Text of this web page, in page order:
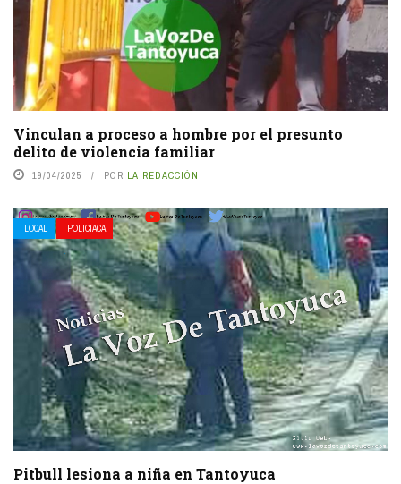
Vinculan a proceso a hombre por el presunto
delito de violencia familiar
19/04/2025 POR LA REDACCIÓN
LOCAL POLICIACA
Pitbull lesiona a niña en Tantoyuca